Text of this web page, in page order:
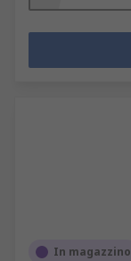
In magazzino